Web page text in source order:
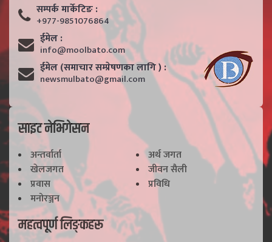
सम्पर्क मार्केटिङ :
+977-9851076864
ईमेल :
info@moolbato.com
ईमेल (समाचार सम्प्रेषणका लागि ) :
newsmulbato@gmail.com
साइट नेभिगेसन
अन्तर्वार्ता
अर्थ जगत
खेलजगत
जीवन सैली
प्रवास
प्रविधि
मनोरञ्जन
महत्वपूर्ण लिङ्कहरू